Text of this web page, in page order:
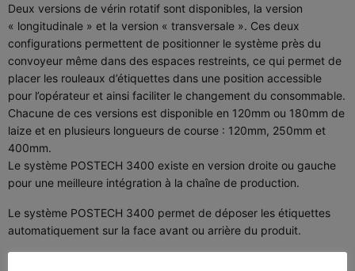
Deux versions de vérin rotatif sont disponibles, la version
« longitudinale » et la version « transversale ». Ces deux
configurations permettent de positionner le système près du
convoyeur même dans des espaces restreints, ce qui permet de
placer les rouleaux d’étiquettes dans une position accessible
pour l’opérateur et ainsi faciliter le changement du consommable.
Chacune de ces versions est disponible en 120mm ou 180mm de
laize et en plusieurs longueurs de course : 120mm, 250mm et
400mm.
Le système POSTECH 3400 existe en version droite ou gauche
pour une meilleure intégration à la chaîne de production.
Le système POSTECH 3400 permet de déposer les étiquettes
automatiquement sur la face avant ou arrière du produit.